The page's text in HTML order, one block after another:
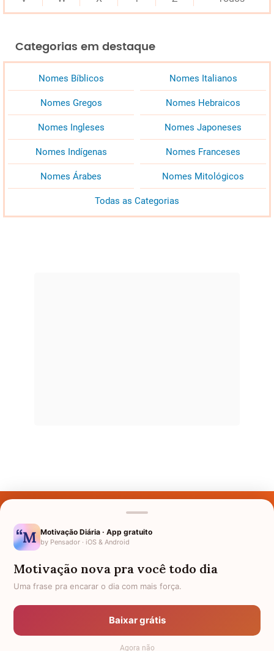
Categorias em destaque
Nomes Bíblicos Nomes Italianos
Nomes Gregos Nomes Hebraicos
Nomes Ingleses Nomes Japoneses
Nomes Indígenas Nomes Franceses
Nomes Árabes Nomes Mitológicos
Todas as Categorias
Nomes pelo Mundo
Política de Privacidade
Anuncie
Motivação Diária · App gratuito
by Pensador · iOS & Android
Motivação nova pra você todo dia
Uma frase pra encarar o dia com mais força.
Baixar grátis
Agora não